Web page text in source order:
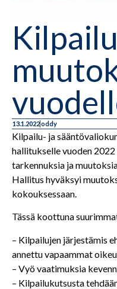
13.1.2022oddy
Kilpailu- ja
hallitukselle vuoden
tarkennuksia ja
Hallitus hyväksyi
kokouksessaan.
Tässä koottuna
– Kilpailujen järjestämis
annettu vapaammat
– Vyö vaatimuksia
– Kilpailukutsusta